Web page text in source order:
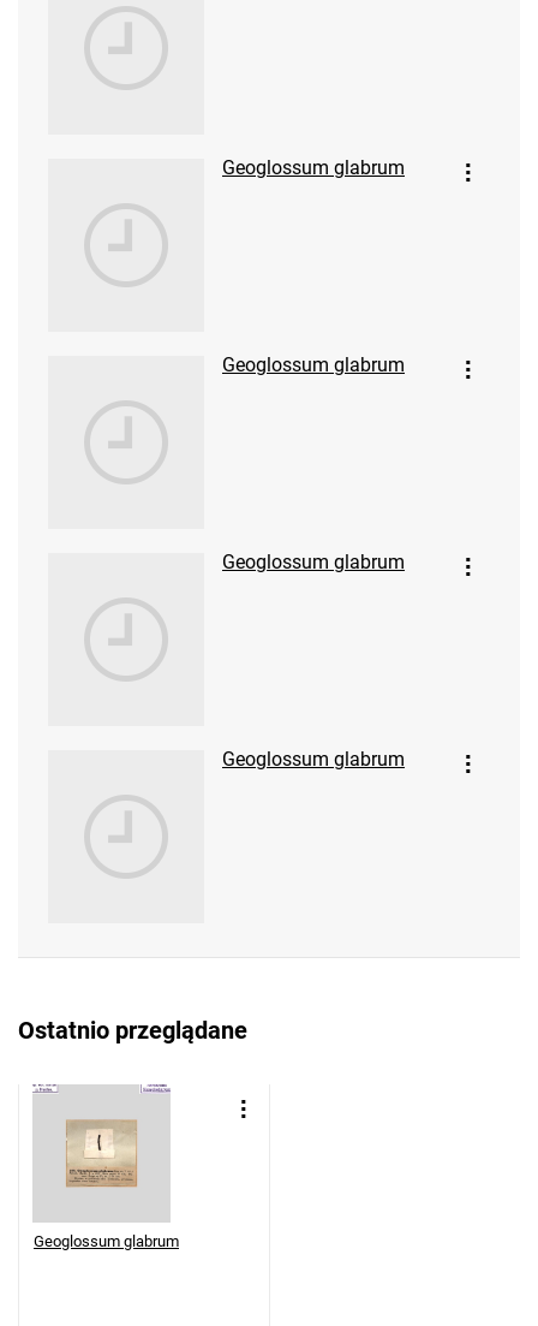
Geoglossum glabrum
Geoglossum glabrum
Geoglossum glabrum
Geoglossum glabrum
Ostatnio przeglądane
Geoglossum glabrum